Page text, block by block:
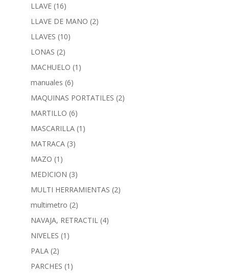
LLAVE (16)
LLAVE DE MANO (2)
LLAVES (10)
LONAS (2)
MACHUELO (1)
manuales (6)
MAQUINAS PORTATILES (2)
MARTILLO (6)
MASCARILLA (1)
MATRACA (3)
MAZO (1)
MEDICION (3)
MULTI HERRAMIENTAS (2)
multimetro (2)
NAVAJA, RETRACTIL (4)
NIVELES (1)
PALA (2)
PARCHES (1)